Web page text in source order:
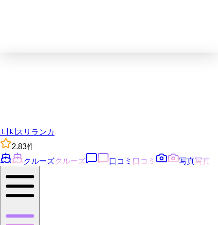
🇱🇰スリランカ
2.83件
クルーズクルーズ 口コミ 口コミ 写真写真